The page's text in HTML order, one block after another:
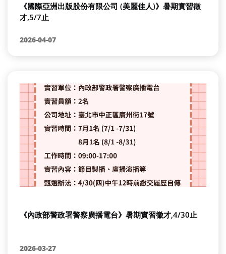
《國際亞洲出版股份有限公司 (美麗佳人)》暑期實習徵
才,5/7止
2026-04-07
《內政部警政署警察廣播電台》暑期實習徵才,4/30止
2026-03-27